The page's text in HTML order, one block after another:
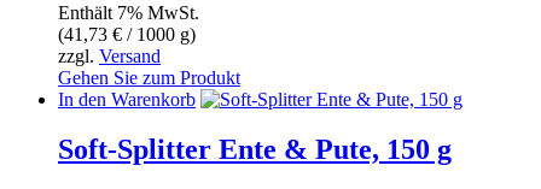
Enthält 7% MwSt.
(41,73 € / 1000 g)
zzgl. Versand
Gehen Sie zum Produkt
In den Warenkorb
Soft-Splitter Ente & Pute, 150 g